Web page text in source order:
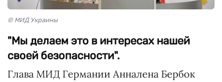
© МИД Украины
"Мы делаем это в интересах нашей
своей безопасности".
Глава МИД Германии Анналена Бербок